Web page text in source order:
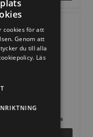
S-dekor i smidesjärn
SEK 182,95 Inkl. moms
cookies för att
Genom att
du till alla
Läs